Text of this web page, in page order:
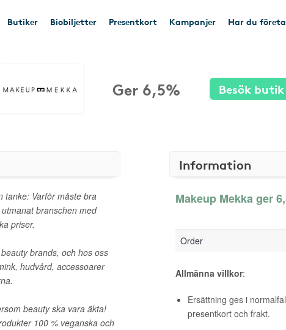
Butiker Biobiljetter Presentkort Kampanjer Har du
Ger 6,5% Besök butik
tanke: Varför måste bra
branschen med
priser.
brands, och hos oss
hudvård, accessoarer
beauty ska vara äkta!
100 % veganska och
Information
Makeup Mekka ger
Order
Allmänna villkor:
Ersättning ges i
presentkort och frakt.